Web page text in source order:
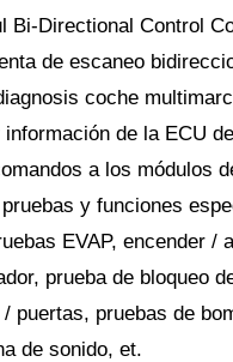
Bi-Directional Control
de escaneo
coche
de la ECU
a los módulos
y funciones
EVAP, encender /
prueba de bloqueo
puertas, pruebas de
de sonido, et.